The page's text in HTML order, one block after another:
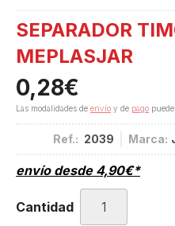
SEPARADOR
MEPLASJAR
0,28€
Las modalidades de envío y de pago
Ref.: 2039 Marca:
envío desde 4,90€*
Cantidad